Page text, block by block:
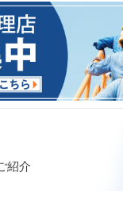
紹介